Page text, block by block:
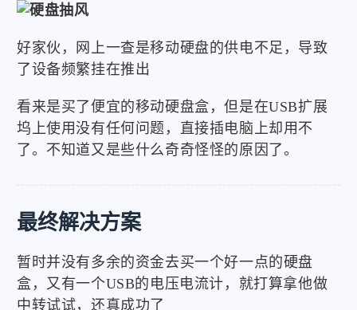
好家伙，网上一查是移动硬盘的供电不足，导致
了设备频繁挂在推出
看来是买了便宜的移动硬盘盒，但是在USB扩展
坞上使用没有任何问题，直接插电脑上却用不
了。不知道又是些什么奇奇怪怪的原因了。
最终解决方案
暂时并没有多余的资金去买一个好一点的硬盘
盒，又有一个USB的电压电流计，就打算拿他做
中转试试，还真成功了